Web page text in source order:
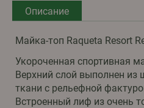
Описание
Майка-топ Raqueta Resort
Укороченная спортивная
Верхний слой выполнен из
ткани с рельефной
Встроенный лиф из очень